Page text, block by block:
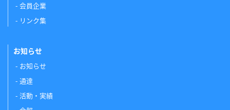
会員企業
リンク集
お知らせ
お知らせ
通達
活動・実績